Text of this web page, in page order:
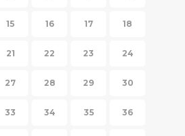
15 16 17 18
21 22 23 24
27 28 29 30
33 34 35 36